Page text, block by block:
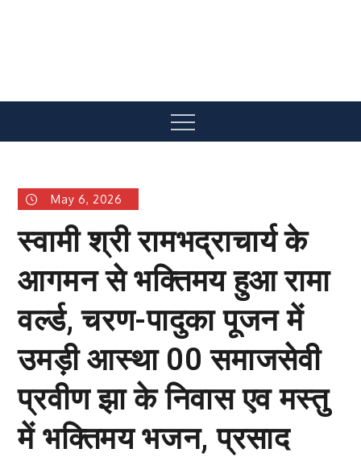
Menu
May 6, 2026
स्वामी श्री रामभद्राचार्य के
आगमन से भक्तिमय हुआ रामा
वर्ल्ड, चरण-पादुका पूजन में
उमड़ी आस्था 00 समाजसेवी
प्रवीण झा के निवास एव मस्तु
में भक्तिमय भजन, प्रसाद